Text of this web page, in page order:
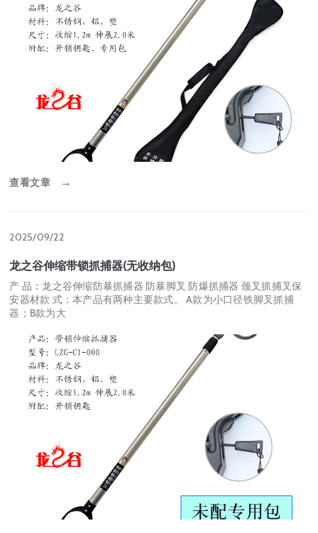
查看文章 →
2025/09/22
龙之谷伸缩带锁抓捕器(无收纳包)
产 品：龙之谷伸缩防暴抓捕器 防暴脚叉 防爆抓捕器 颈叉抓捕叉保
安器材款 式：本产品有两种主要款式。 A款为小口径铁脚叉抓捕
器；B款为大